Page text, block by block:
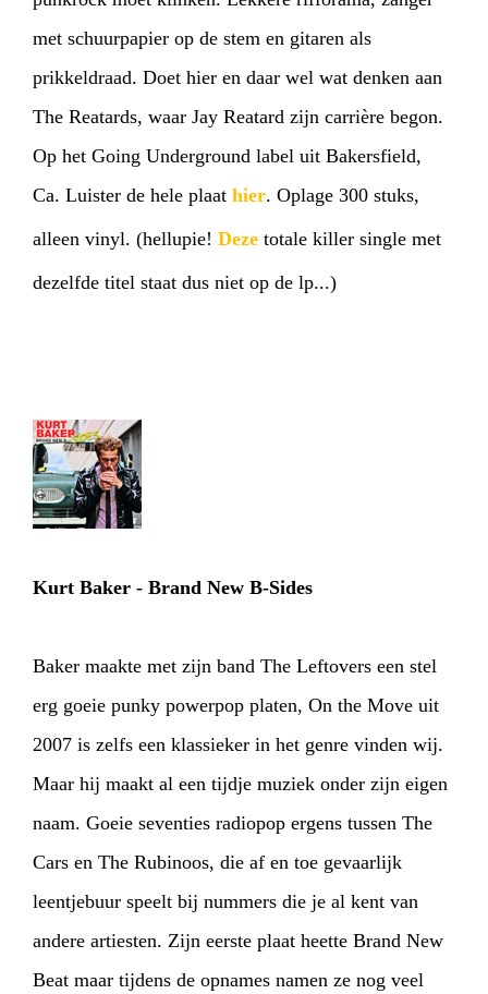
PHOTOS
met schuurpapier op de stem en gitaren als
prikkeldraad. Doet hier en daar wel wat denken aan
The Reatards, waar Jay Reatard zijn carrière begon.
Op het Going Underground label uit Bakersfield,
Ca. Luister de hele plaat hier. Oplage 300 stuks,
alleen vinyl. (hellupie! Deze totale killer single met
dezelfde titel staat dus niet op de lp...)
Kurt Baker - Brand New B-Sides
Baker maakte met zijn band The Leftovers een stel
erg goeie punky powerpop platen, On the Move uit
2007 is zelfs een klassieker in het genre vinden wij.
Maar hij maakt al een tijdje muziek onder zijn eigen
naam. Goeie seventies radiopop ergens tussen The
Cars en The Rubinoos, die af en toe gevaarlijk
leentjebuur speelt bij nummers die je al kent van
andere artiesten. Zijn eerste plaat heette Brand New
Beat maar tijdens de opnames namen ze nog veel